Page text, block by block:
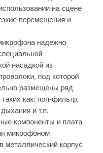
на сцене
перемещения и
надежно
насадкой из
под которой
размещены ряд
как: поп-фильтр,
и т.п.
компоненты и плата
микрофоном
металлический корпус